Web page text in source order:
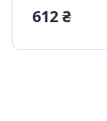
612 ₴